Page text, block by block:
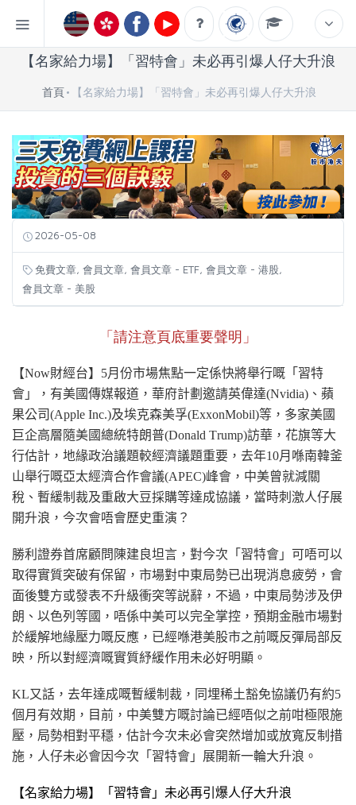
【名家給力場】「習特會」未必再引爆人仔大升浪
首頁 【名家給力場】「習特會」未必再引爆人仔大升浪
2026-05-08
免費文章 會員文章 會員文章 - ETF 會員文章 - 港股
會員文章 - 美股
「請注意頁底重要聲明」
【Now財經台】5月份市場焦點一定係快將舉行嘅「習特
會」，有美國傳媒報道，華府計劃邀請英偉達(Nvidia)、蘋
果公司(Apple Inc.)及埃克森美孚(ExxonMobil)等，多家美國
巨企高層隨美國總統特朗普(Donald Trump)訪華，花旗等大
行估計，地緣政治議題較經濟議題重要，去年10月喺南韓釜
山舉行嘅亞太經濟合作會議(APEC)峰會，中美曾就減關
稅、暫緩制裁及重啟大豆採購等達成協議，當時刺激人仔展
開升浪，今次會唔會歷史重演？
勝利證券首席顧問陳建良坦言，對今次「習特會」可唔可以
取得實質突破有保留，市場對中東局勢已出現消息疲勞，會
面後雙方或發表不升級衝突等説辭，不過，中東局勢涉及伊
朗、以色列等國，唔係中美可以完全掌控，預期金融市場對
於緩解地緣壓力嘅反應，已經喺港美股市之前嘅反彈局部反
映，所以對經濟嘅實質紓緩作用未必好明顯。
KL又話，去年達成嘅暫緩制裁，同埋稀土豁免協議仍有約5
個月有效期，目前，中美雙方嘅討論已經唔似之前咁極限施
壓，局勢相對平穩，估計今次未必會突然增加或放寬反制措
施，人仔未必會因今次「習特會」展開新一輪大升浪。
【名家給力場】「習特會」未必再引爆人仔大升浪